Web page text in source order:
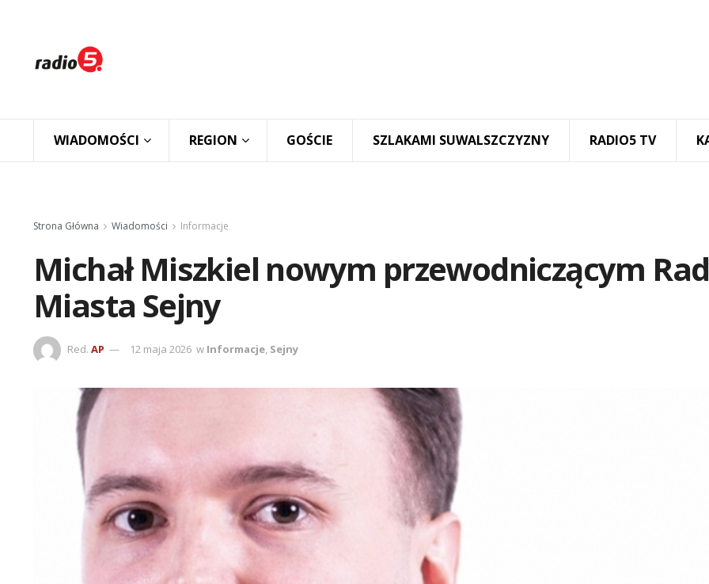
WIADOMOŚCI REGION GOŚCIE SZLAKAMI SUWALSZCZYZNY RADIO5 TV
Strona Główna Wiadomości Informacje
Michał Miszkiel nowym przewodniczącym
Miasta Sejny
Red. AP 12 maja 2026 w Informacje, Sejny